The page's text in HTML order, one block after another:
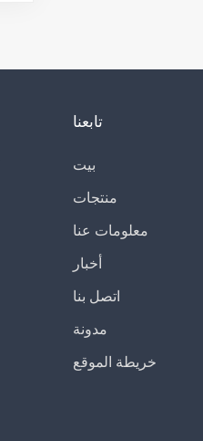
تابعنا
بيت
منتجات
معلومات عنا
أخبار
اتصل بنا
مدونة
خريطة الموقع